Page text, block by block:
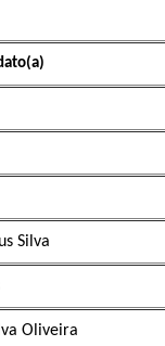
Silva
Oliveira